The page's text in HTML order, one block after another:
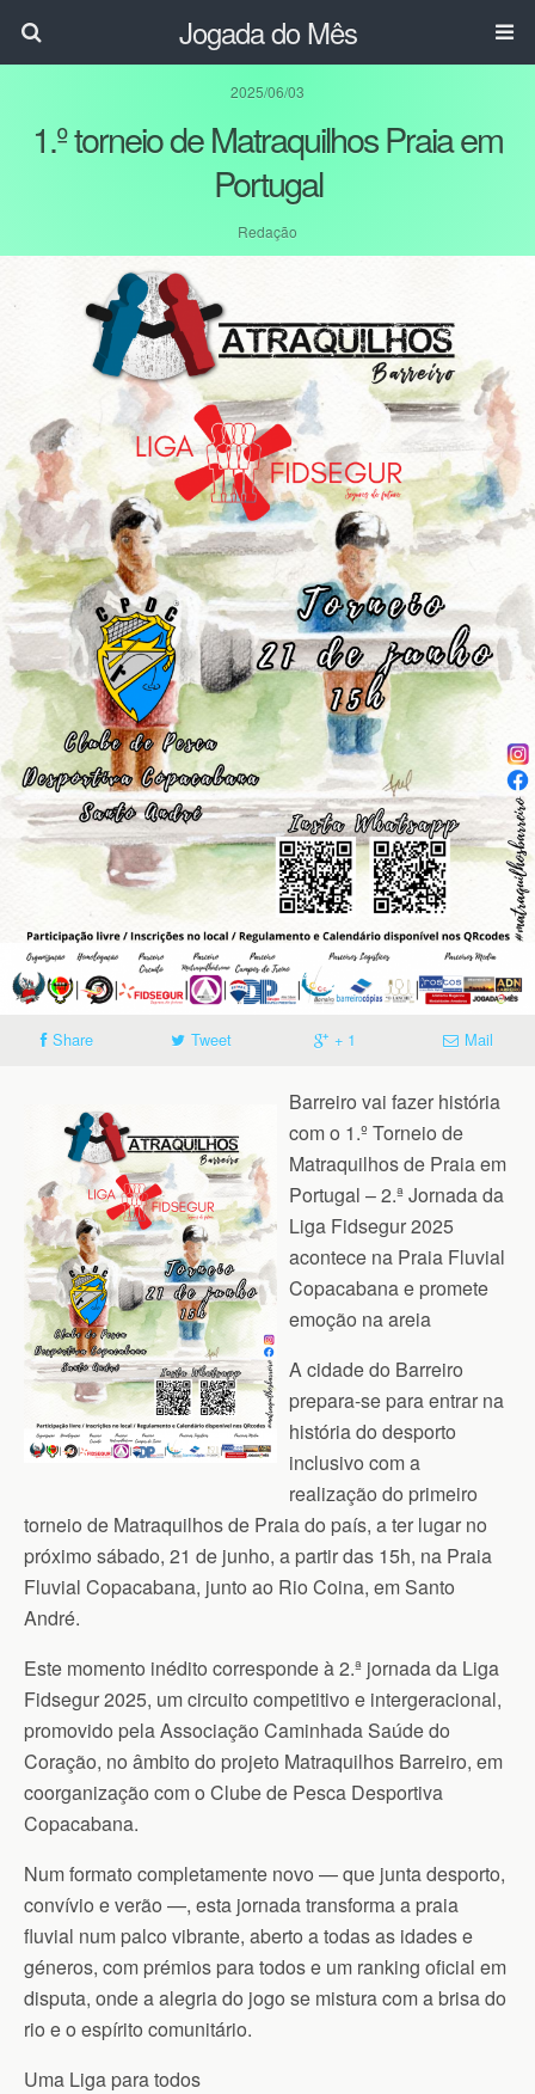
Jogada do Mês
2025/06/03
1.º torneio de Matraquilhos Praia em
Portugal
Redação
Share Tweet + 1 Mail
Barreiro vai fazer história
com o 1.º Torneio de
Matraquilhos de Praia em
Portugal – 2.ª Jornada da
Liga Fidsegur 2025
acontece na Praia Fluvial
Copacabana e promete
emoção na areia
A cidade do Barreiro
prepara-se para entrar na
história do desporto
inclusivo com a
realização do primeiro
torneio de Matraquilhos de Praia do país, a ter lugar no
próximo sábado, 21 de junho, a partir das 15h, na Praia
Fluvial Copacabana, junto ao Rio Coina, em Santo
André.
Este momento inédito corresponde à 2.ª jornada da Liga
Fidsegur 2025, um circuito competitivo e intergeracional,
promovido pela Associação Caminhada Saúde do
Coração, no âmbito do projeto Matraquilhos Barreiro, em
coorganização com o Clube de Pesca Desportiva
Copacabana.
Num formato completamente novo — que junta desporto,
convívio e verão —, esta jornada transforma a praia
fluvial num palco vibrante, aberto a todas as idades e
géneros, com prémios para todos e um ranking oficial em
disputa, onde a alegria do jogo se mistura com a brisa do
rio e o espírito comunitário.
Uma Liga para todos